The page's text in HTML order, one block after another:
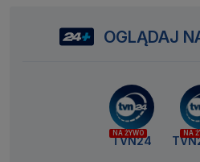
OGLĄDAJ
NA ŻYWO
TVN24
NA